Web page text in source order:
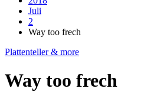
Juli
2
Way too frech
Plattenteller & more
Way too frech